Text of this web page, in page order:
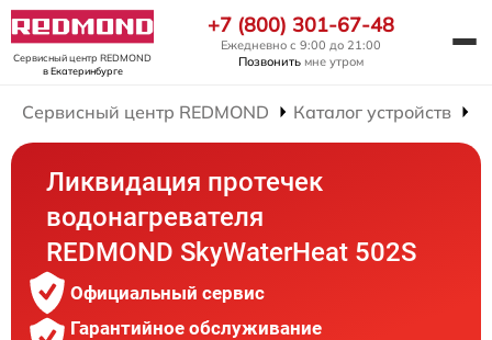
Сервисный центр REDMOND
в Екатеринбурге
+7 (800) 301-67-48
Ежедневно с 9:00 до 21:00
Позвонить мне утром
Сервисный центр REDMOND Каталог устройств
Ликвидация протечек
водонагревателя
REDMOND SkyWaterHeat 502S
Официальный сервис
Гарантийное обслуживание